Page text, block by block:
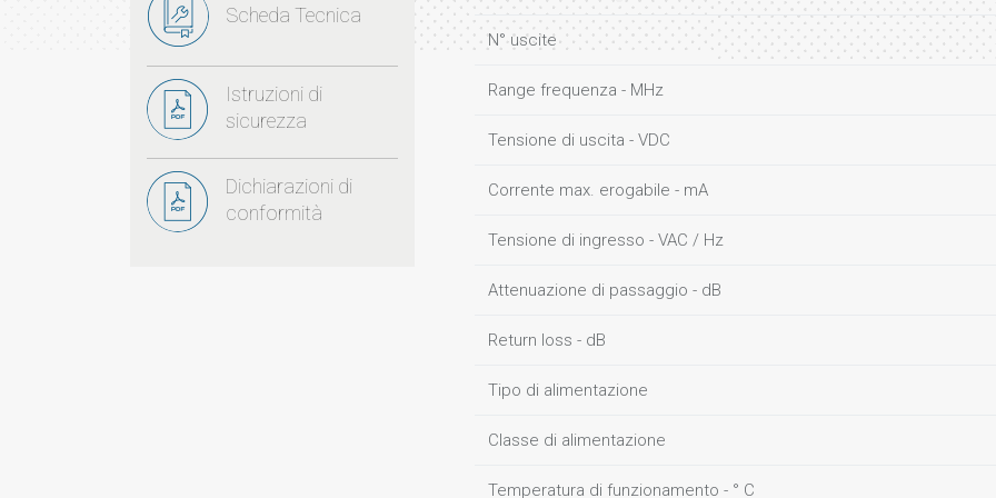
Scheda Tecnica
Istruzioni di
sicurezza
Dichiarazioni di
conformità
N° uscite
Range frequenza - MHz
Tensione di uscita - VDC
Corrente max. erogabile - mA
Tensione di ingresso - VAC / Hz
Attenuazione di passaggio - dB
Return loss - dB
Tipo di alimentazione
Classe di alimentazione
Temperatura di funzionamento - ° C